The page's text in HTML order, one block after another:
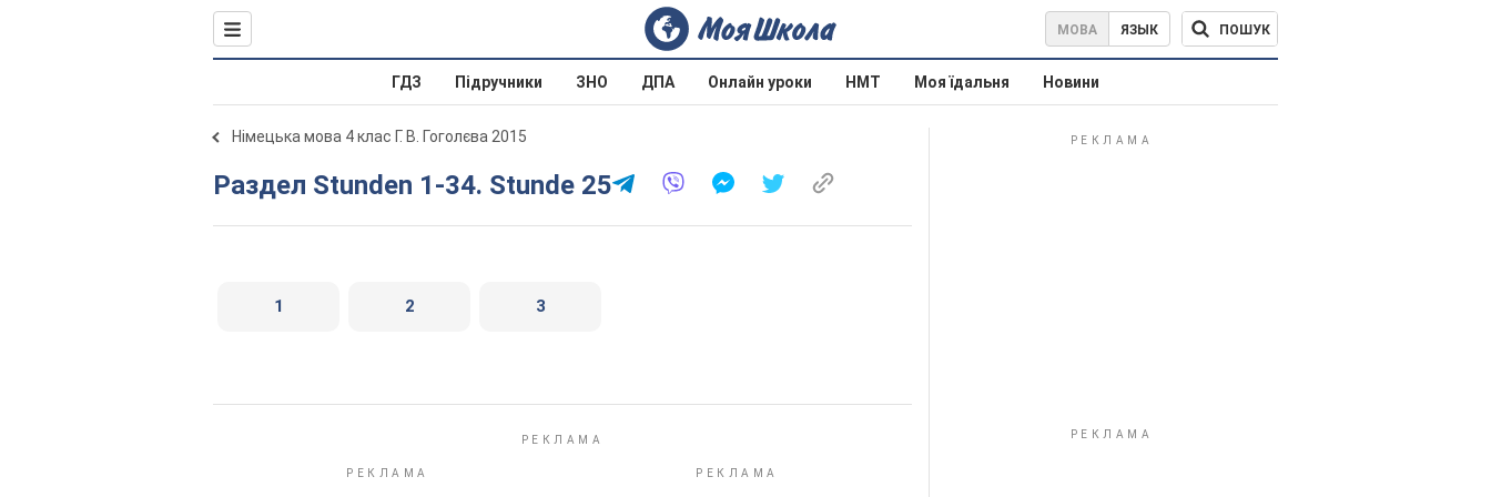
МОВА ЯЗЫК ПОШУК
ГДЗ Підручники ЗНО ДПА Онлайн уроки НМТ Моя їдальня Новини
Німецька мова 4 клас Г. В. Гоголєва 2015
Раздел Stunden 1-34. Stunde 25
1 2 3